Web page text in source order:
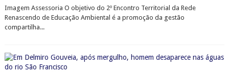
Imagem Assessoria O objetivo do 2º Encontro Territorial da Rede
Renascendo de Educação Ambiental é a promoção da gestão
compartilha...